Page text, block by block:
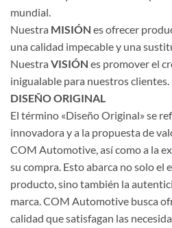
mundial.
Nuestra MISIÓN es ofrecer
una calidad impecable y una
Nuestra VISIÓN es promover el
inigualable para nuestros clientes.
DISEÑO ORIGINAL
El término «Diseño Original» se
innovadora y a la propuesta de
COM Automotive, así como a la
su compra. Esto abarca no solo el
producto, sino también la
marca. COM Automotive busca
calidad que satisfagan las